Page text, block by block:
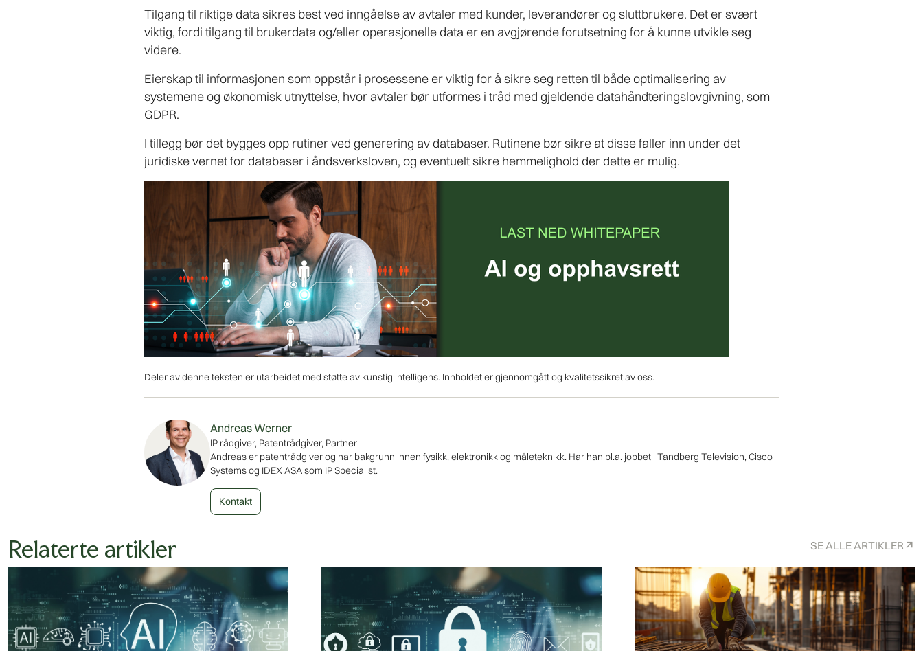
Tilgang til riktige data sikres best ved inngåelse av avtaler med kunder, leverandører og sluttbrukere. Det er svært
viktig, fordi tilgang til brukerdata og/eller operasjonelle data er en avgjørende forutsetning for å kunne utvikle seg
videre.
Eierskap til informasjonen som oppstår i prosessene er viktig for å sikre seg retten til både optimalisering av
systemene og økonomisk utnyttelse, hvor avtaler bør utformes i tråd med gjeldende datahåndteringslovgivning, som
GDPR.
I tillegg bør det bygges opp rutiner ved generering av databaser. Rutinene bør sikre at disse faller inn under det
juridiske vernet for databaser i åndsverksloven, og eventuelt sikre hemmelighold der dette er mulig.
Deler av denne teksten er utarbeidet med støtte av kunstig intelligens. Innholdet er gjennomgått og kvalitetssikret av oss.
Andreas Werner
IP rådgiver, Patentrådgiver, Partner
Andreas er patentrådgiver og har bakgrunn innen fysikk, elektronikk og måleteknikk. Har han bl.a. jobbet i Tandberg Television, Cisco
Systems og IDEX ASA som IP Specialist.
Kontakt
Relaterte artikler SE ALLE ARTIKLER